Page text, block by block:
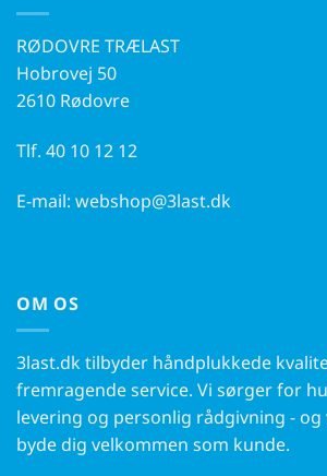
RØDOVRE TRÆLAST
Hobrovej 50
2610 Rødovre
Tlf. 40 10 12 12
E-mail: webshop@3last.dk
OM OS
3last.dk tilbyder håndplukkede
fremragende service. Vi sørger for
levering og personlig rådgivning -
byde dig velkommen som kunde.